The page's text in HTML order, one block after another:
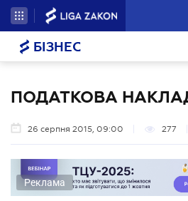
БІЗНЕС
ПОДАТКОВА
26 серпня 2015, 09:00 277
Реклама